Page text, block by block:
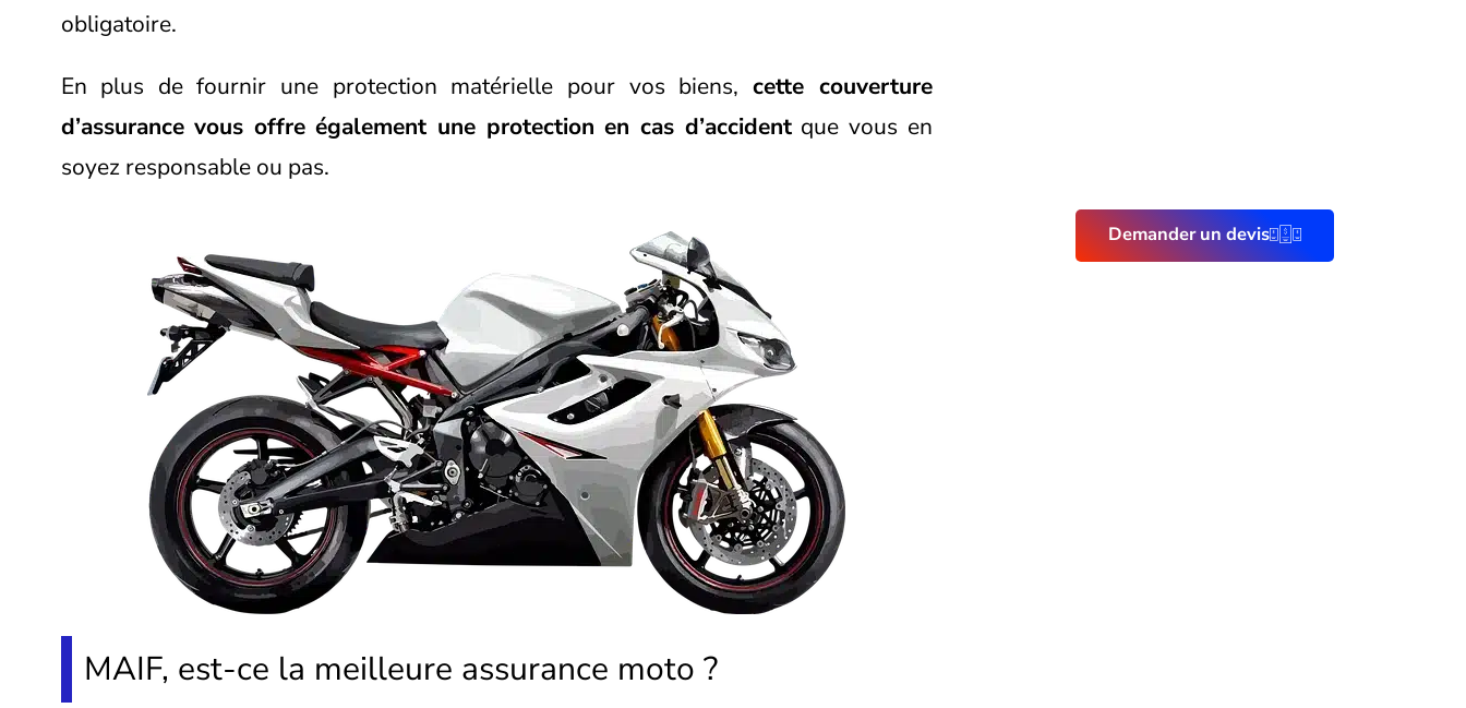
obligatoire.
En plus de fournir une protection matérielle pour vos biens, cette couverture
d’assurance vous offre également une protection en cas d’accidentque vous en
soyez responsable ou pas.
MAIF, est-ce la meilleure assurance moto ?
Demander un devis